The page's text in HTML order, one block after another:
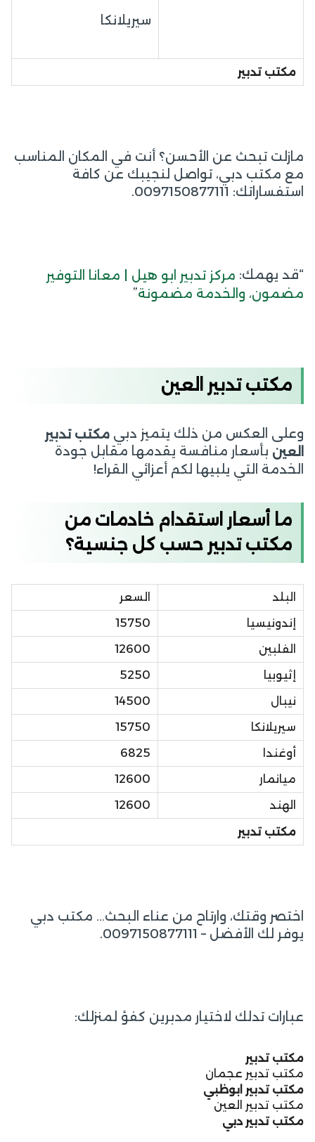
سيريلانكا
مكتب تدبير
مازلت تبحث عن الأحسن؟ أنت في المكان المناسب
مع مكتب دبي، تواصل لنجيبك عن كافة
استفساراتك: 0097150877111.
“قد يهمك: مركز تدبير ابو هيل | معانا التوفير
مضمون، والخدمة مضمونة”
مكتب تدبير العين
وعلى العكس من ذلك يتميز دبي مكتب تدبير
العين بأسعار منافسة يقدمها مقابل جودة
الخدمة التي يلبيها لكم أعزائي القراء!
ما أسعار استقدام خادمات من
مكتب تدبير حسب كل جنسية؟
البلد
السعر
إندونيسيا
15750
الفلبين
12600
إثيوبيا
5250
نيبال
14500
سيريلانكا
15750
أوغندا
6825
ميانمار
12600
الهند
12600
مكتب تدبير
اختصر وقتك، وارتاح من عناء البحث… مكتب دبي
يوفر لك الأفضل – 0097150877111.
عبارات تدلك لاختيار مدبرين كفؤ لمنزلك:
مكتب تدبير
مكتب تدبير عجمان
مكتب تدبير ابوظبي
مكتب تدبير العين
مكتب تدبير دبي